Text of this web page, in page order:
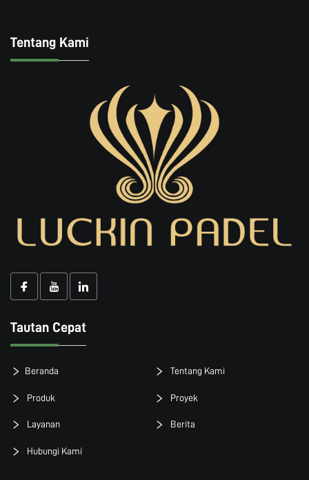
Tentang Kami
Tautan Cepat
Beranda Tentang Kami
Produk Proyek
Layanan Berita
Hubungi Kami